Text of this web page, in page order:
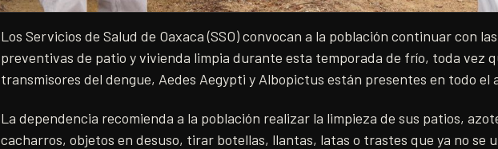
Los Servicios de Salud de Oaxaca (SSO) convocan a la población continuar con
preventivas de patio y vivienda limpia durante esta temporada de frío, toda vez
transmisores del dengue, Aedes Aegypti y Albopictus están presentes en todo el
La dependencia recomienda a la población realizar la limpieza de sus patios,
cacharros, objetos en desuso, tirar botellas, llantas, latas o trastes que ya no se